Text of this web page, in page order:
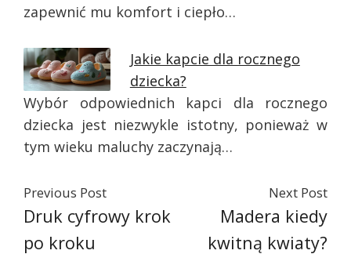
zapewnić mu komfort i ciepło…
Jakie kapcie dla rocznego
dziecka?
Wybór odpowiednich kapci dla rocznego
dziecka jest niezwykle istotny, ponieważ w
tym wieku maluchy zaczynają…
Previous Post
Druk cyfrowy krok
po kroku
Next Post
Madera kiedy
kwitną kwiaty?